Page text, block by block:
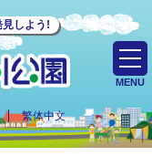
しよう!
繁体中文
MENU